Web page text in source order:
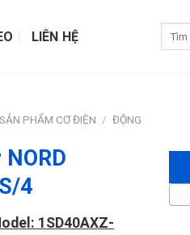
LIÊN HỆ
SẢN PHẨM CƠ ĐIỆN / ĐỘNG
4
1SD40AXZ-